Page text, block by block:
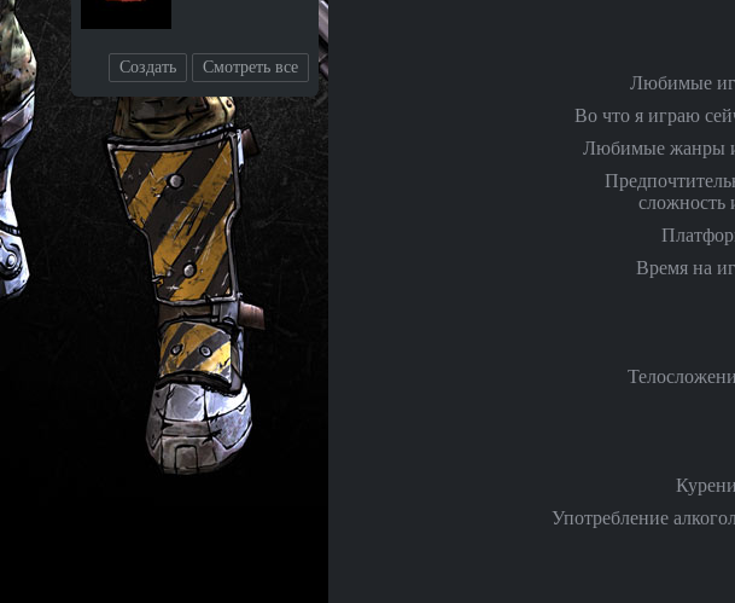
Создать Смотреть все
Любимые
Во что я играю
Любимые жанры
сложность
Время на
Употребление